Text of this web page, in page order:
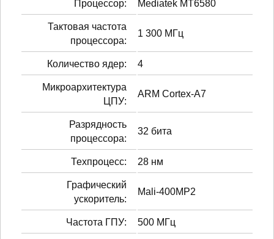
Процессор: Mediatek MT6580
Тактовая частота
процессора:
1 300 МГц
Количество ядер: 4
Микроархитектура
ЦПУ:
ARM Cortex-A7
Разрядность
процессора:
32 бита
Техпроцесс: 28 нм
Графический
ускоритель:
Mali-400MP2
Частота ГПУ: 500 МГц